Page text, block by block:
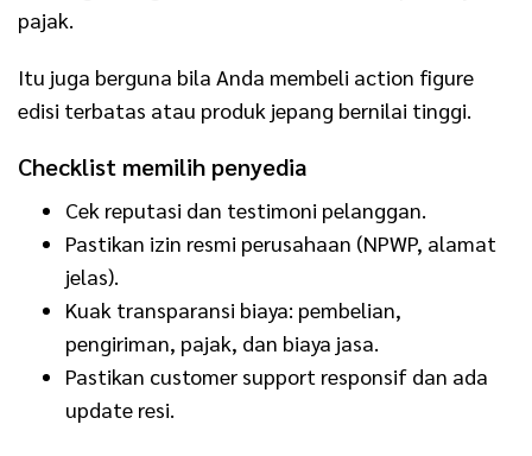
pajak.
Itu juga berguna bila Anda membeli action figure
edisi terbatas atau produk jepang bernilai tinggi.
Checklist memilih penyedia
Cek reputasi dan testimoni pelanggan.
Pastikan izin resmi perusahaan (NPWP, alamat
jelas).
Kuak transparansi biaya: pembelian,
pengiriman, pajak, dan biaya jasa.
Pastikan customer support responsif dan ada
update resi.